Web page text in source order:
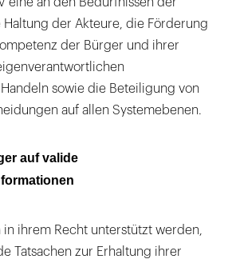
der Akteure, die Förderung
der Bürger und ihrer
sowie die Beteiligung von
auf allen Systemebenen.
auf valide
in ihrem Recht unterstützt werden,
Tatsachen zur Erhaltung ihrer